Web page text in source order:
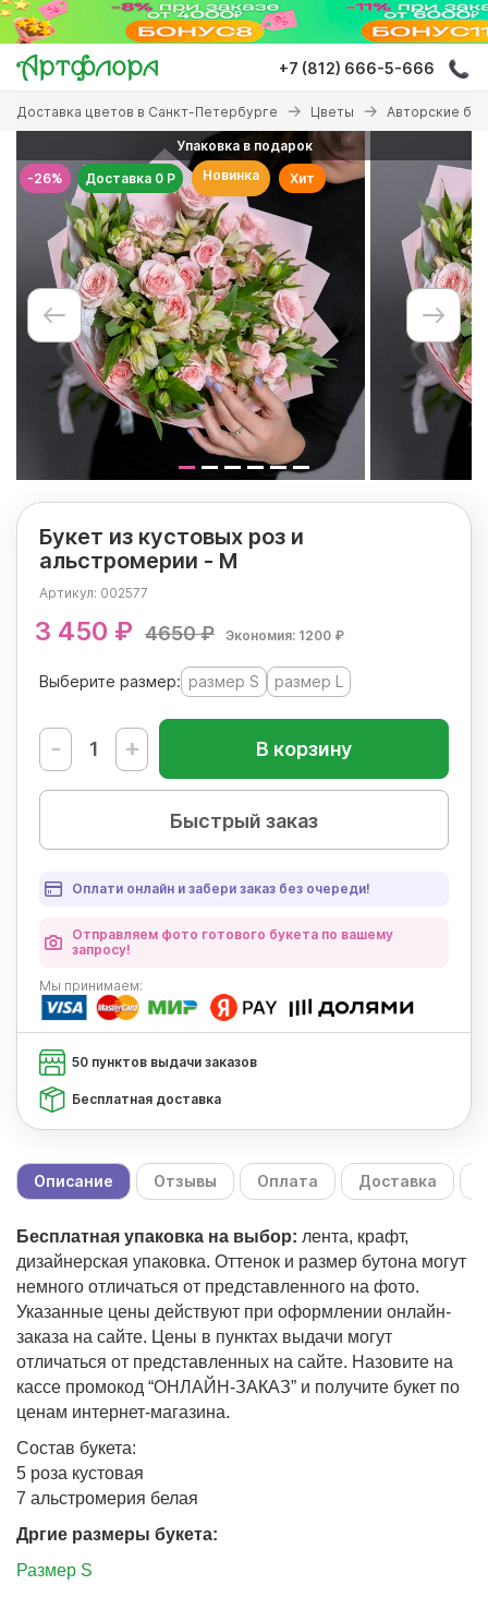
Перейти
основному
содержанию
+7 (812) 666-5-666
Вы
здесь
Доставка цветов в Санкт-Петербурге Цветы Авторские
-26%
Упаковка в подарок
Доставка 0 Р
Новинка Хит
Букет из кустовых роз и
альстромерии - М
Артикул: 002577
3 450 ₽ 4650 ₽ Экономия: 1200 ₽
Выберите размер: размер S размер L
- + В корзину
Быстрый заказ
Оплати онлайн и забери заказ без очереди!
Отправляем фото готового букета по вашему
запросу!
Мы принимаем:
50 пунктов выдачи заказов
Бесплатная доставка
Описание Отзывы Оплата Доставка
Бесплатная упаковка на выбор: лента, крафт,
дизайнерская упаковка. Оттенок и размер бутона могут
немного отличаться от представленного на фото.
Указанные цены действуют при оформлении онлайн-
заказа на сайте. Цены в пунктах выдачи могут
отличаться от представленных на сайте. Назовите на
кассе промокод “ОНЛАЙН-ЗАКАЗ” и получите букет по
ценам интернет-магазина.
Состав букета:
5 роза кустовая
7 альстромерия белая
Дргие размеры букета:
Размер S